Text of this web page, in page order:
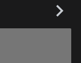
keyboard_arrow_right